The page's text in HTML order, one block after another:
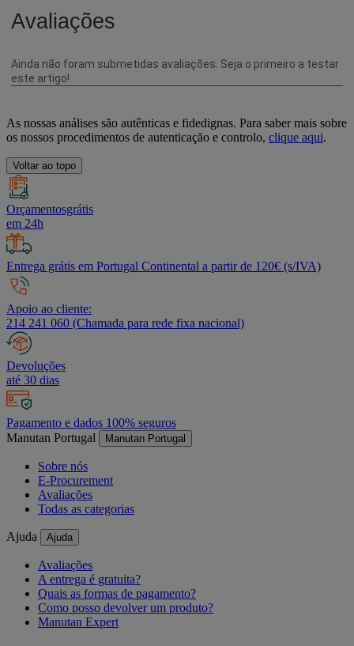
As nossas análises são autênticas e fidedignas. Para saber mais sobre
os nossos procedimentos de autenticação e controlo, clique aqui.
Voltar ao topo
Orçamentosgrátis
em 24h
Entrega grátis em Portugal Continental a partir de 120€ (s/IVA)
Apoio ao cliente:
214 241 060 (Chamada para rede fixa nacional)
Devoluções
até 30 dias
Pagamento e dados 100% seguros
Manutan Portugal
Manutan Portugal
Sobre nós
E-Procurement
Avaliações
Todas as categorias
Ajuda Ajuda
Avaliações
A entrega é gratuita?
Quais as formas de pagamento?
Como posso devolver um produto?
Manutan Expert